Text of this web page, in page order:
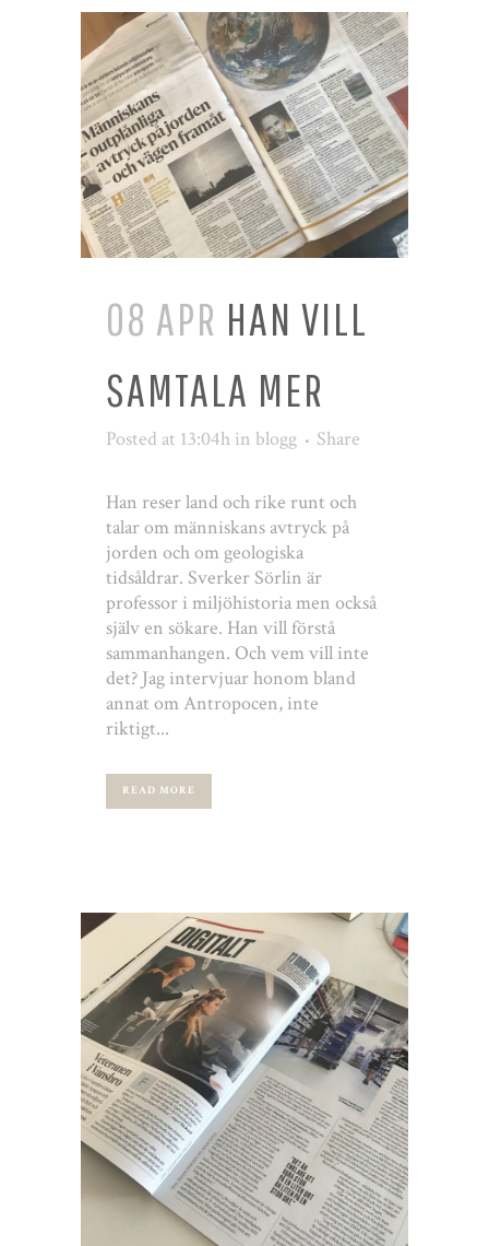
08 APR HAN VILL
SAMTALA MER
Posted at 13:04h in blogg Share
Han reser land och rike runt och
talar om människans avtryck på
jorden och om geologiska
tidsåldrar. Sverker Sörlin är
professor i miljöhistoria men också
själv en sökare. Han vill förstå
sammanhangen. Och vem vill inte
det? Jag intervjuar honom bland
annat om Antropocen, inte
riktigt...
READ MORE